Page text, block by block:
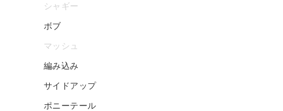
シャギー
ボブ
マッシュ
編み込み
サイドアップ
ポニーテール